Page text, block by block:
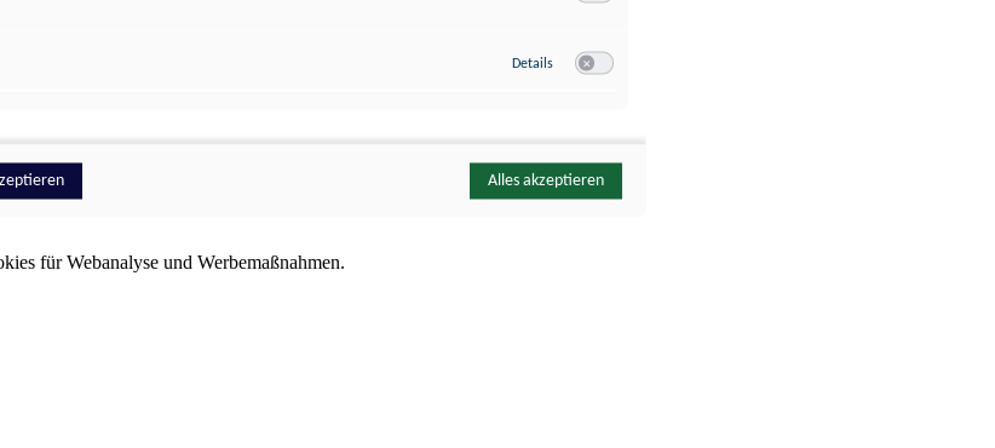
für Webanalyse und Werbemaßnahmen.
Details zu YouTube
Alles akzeptieren